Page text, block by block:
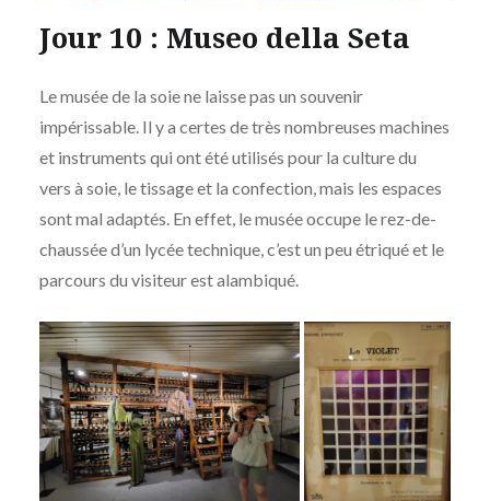
Jour 10 : Museo della Seta
Le musée de la soie ne laisse pas un souvenir
impérissable. Il y a certes de très nombreuses machines
et instruments qui ont été utilisés pour la culture du
vers à soie, le tissage et la confection, mais les espaces
sont mal adaptés. En effet, le musée occupe le rez-de-
chaussée d’un lycée technique, c’est un peu étriqué et le
parcours du visiteur est alambiqué.